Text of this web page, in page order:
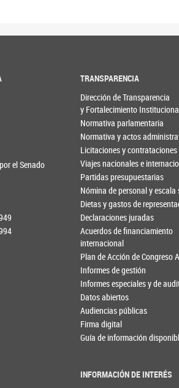
el Senado
TRANSPARENCIA
Dirección de Transparencia
y Fortalecimiento
Normativa parlamentaria
Normativa y actos
Licitaciones y contrataciones
Viajes nacionales e
Partidas presupuestarias
Nómina de personal y
Dietas y gastos de
Declaraciones juradas
Acuerdos de financiamiento
internacional
Plan de Acción de Congreso
Informes de gestión
Informes especiales y de
Datos abiertos
Audiencias públicas
Firma digital
Guía de información
INFORMACIÓN DE INTERÉS